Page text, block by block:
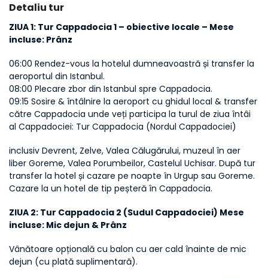
Detaliu tur
ZIUA 1: Tur Cappadocia 1 – obiective locale – Mese
incluse: Prânz
06:00 Rendez-vous la hotelul dumneavoastră și transfer la
aeroportul din Istanbul.
08:00 Plecare zbor din Istanbul spre Cappadocia.
09:15 Sosire & întâlnire la aeroport cu ghidul local & transfer
către Cappadocia unde veți participa la turul de ziua întâi
al Cappadociei: Tur Cappadocia (Nordul Cappadociei)
inclusiv Devrent, Zelve, Valea Călugărului, muzeul în aer
liber Goreme, Valea Porumbeilor, Castelul Uchisar. După tur
transfer la hotel și cazare pe noapte în Urgup sau Goreme.
Cazare la un hotel de tip peșteră în Cappadocia.
ZIUA 2: Tur Cappadocia 2 (Sudul Cappadociei) Mese
incluse: Mic dejun & Prânz
Vânătoare opțională cu balon cu aer cald înainte de mic
dejun (cu plată suplimentară).